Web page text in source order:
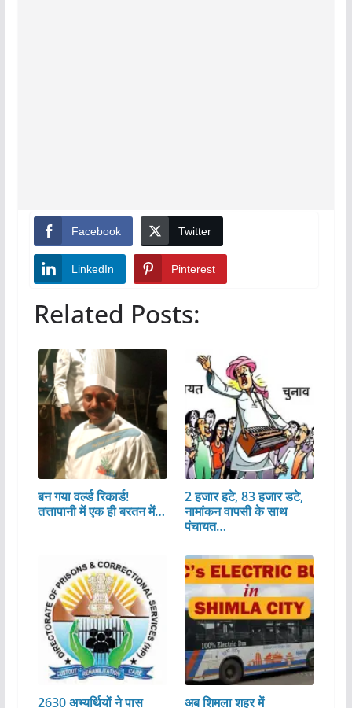
Facebook Twitter
LinkedIn Pinterest
Related Posts:
बन गया वर्ल्ड रिकार्ड!
तत्तापानी में एक ही बरतन में…
2 हजार हटे, 83 हजार डटे,
नामांकन वापसी के साथ
पंचायत…
2630 अभ्यर्थियों ने पास
अब शिमला शहर में